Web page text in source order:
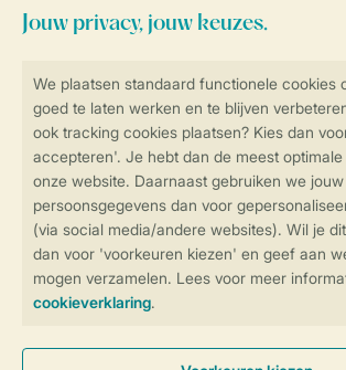
Controle over jouw
Veilig en snel online boeken
Veilige gegevensoverdracht
Veilige betaling